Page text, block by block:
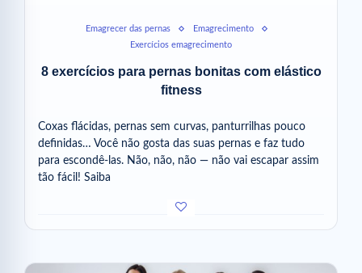
Emagrecer das pernas
Emagrecimento
Exercícios emagrecimento
8 exercícios para pernas bonitas com elástico
fitness
Coxas flácidas, pernas sem curvas, panturrilhas pouco
definidas… Você não gosta das suas pernas e faz tudo
para escondê-las. Não, não, não — não vai escapar assim
tão fácil! Saiba